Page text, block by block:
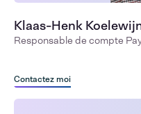
Klaas-Henk
Responsable de compte
Contactez moi